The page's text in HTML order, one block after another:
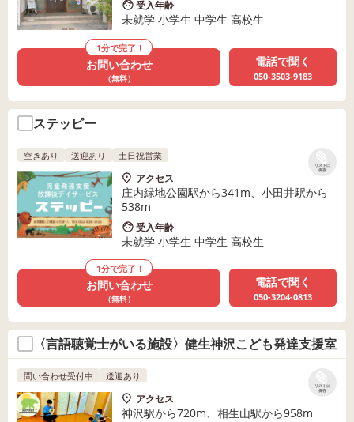
受入年齢
未就学 小学生 中学生 高校生
1分で完了！
お問い合わせ
（無料）
電話で聞く
050-3503-9183
ステッピー
リストに
保存
空きあり 送迎あり 土日祝営業
アクセス
庄内緑地公園駅から341m、小田井駅から
538m
受入年齢
未就学 小学生 中学生 高校生
1分で完了！
お問い合わせ
（無料）
電話で聞く
050-3204-0813
〈言語聴覚士がいる施設〉健生神沢こども発達支援室
リストに
保存
問い合わせ受付中 送迎あり
アクセス
神沢駅から720m、相生山駅から958m